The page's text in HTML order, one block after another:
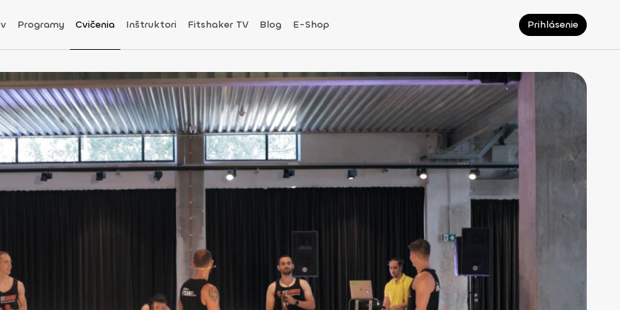
Programy Cvičenia Inštruktori Fitshaker TV Blog E-Shop Prihlásenie